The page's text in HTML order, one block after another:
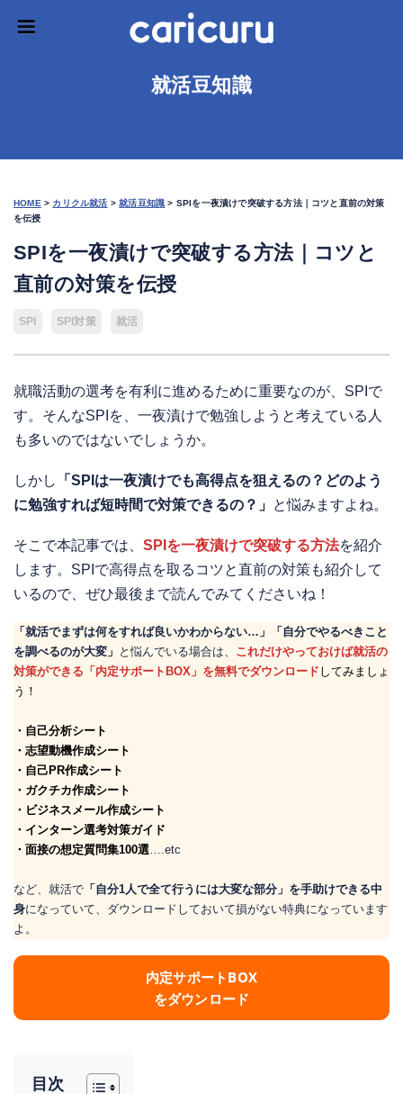
就活豆知識
HOME > カリクル就活 >就活豆知識 > SPIを一夜漬けで突破する方法｜コツと直前の対策
を伝授
SPIを一夜漬けで突破する方法｜コツと
直前の対策を伝授
SPI SPI対策 就活
就職活動の選考を有利に進めるために重要なのが、SPIで
す。そんなSPIを、一夜漬けで勉強しようと考えている人
も多いのではないでしょうか。
しかし
「SPIは一夜漬けでも高得点を狙えるの？どのよう
に勉強すれば短時間で対策できるの？」 と悩みますよね。
そこで本記事では、 SPIを一夜漬けで突破する方法を紹介
します。SPIで高得点を取るコツと直前の対策も紹介して
いるので、ぜひ最後まで読んでみてくださいね！
「就活でまずは何をすれば良いかわからない…」「自分でやるべきこと
を調べるのが大変」 と悩んでいる場合は、 これだけやっておけば就活の
対策ができる「内定サポートBOX」を無料でダウンロード してみましょ
う！
・自己分析シート
・志望動機作成シート
・自己PR作成シート
・ガクチカ作成シート
・ビジネスメール作成シート
・インターン選考対策ガイド
・面接の想定質問集100選….etc
など、就活で 「自分1人で全て行うには大変な部分」を手助けできる中
身になっていて、ダウンロードしておいて損がない特典になっています
よ。
内定サポートBOX
をダウンロード
目次